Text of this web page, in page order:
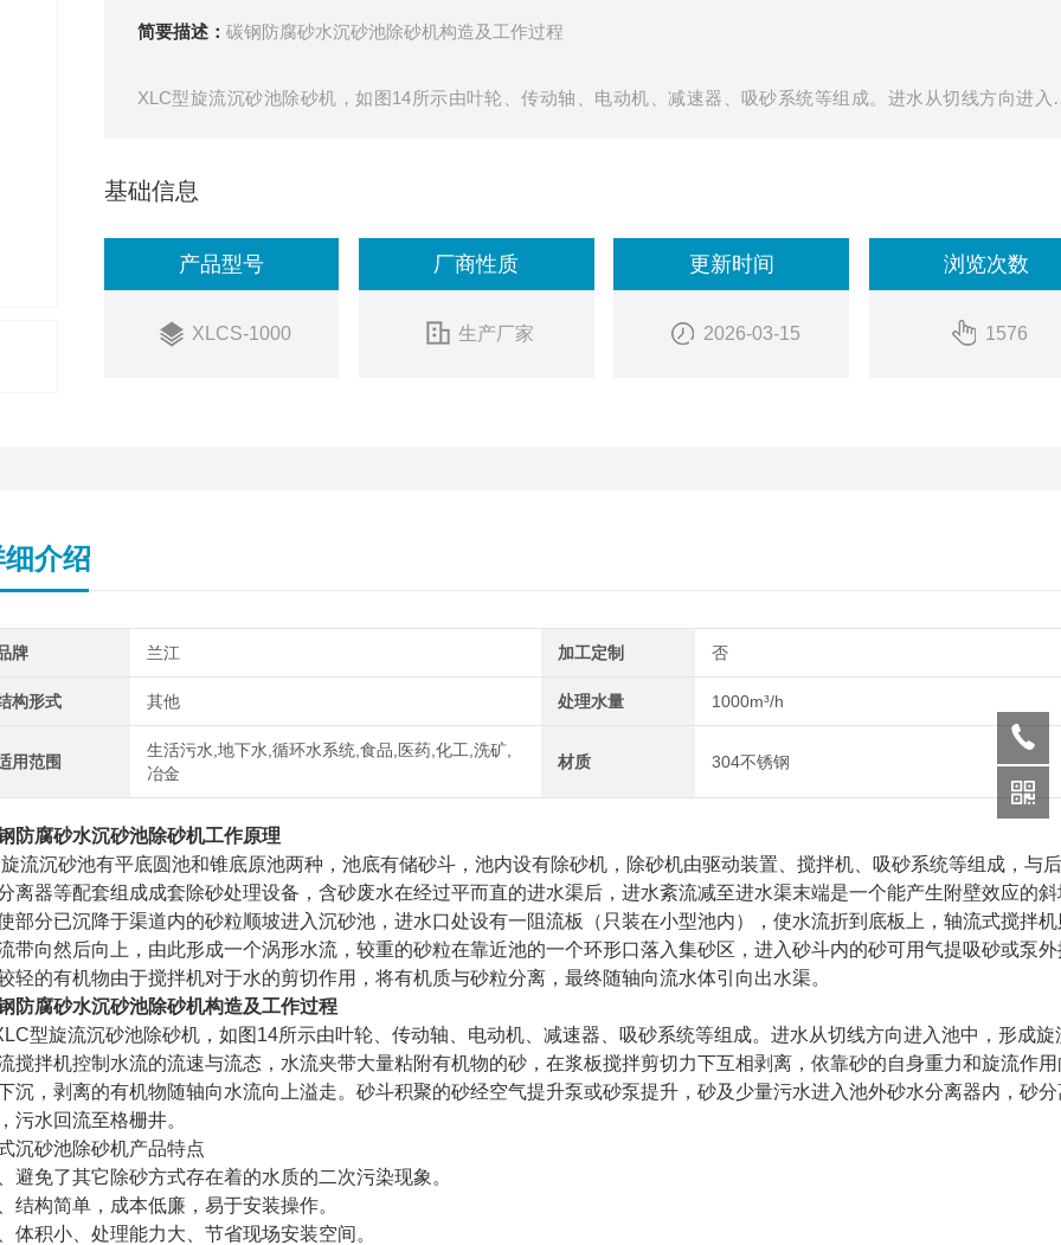
简要描述： 碳钢防腐砂水沉砂池除砂机构造及工作过程
XLC型旋流沉砂池除砂机，如图14所示由叶轮、传动轴、电动机、减速器、吸砂系统等组成。进水从切线方向进入
砂及少量污水进入池外砂水分离器内，砂分
基础信息
产品型号
XLCS-1000
厂商性质
生产厂家
更新时间
2026-03-15
浏览次数
1576
介绍
牌 兰江 加工定制 否
构形式 其他 处理水量 1000m³/h
用范围
生活污水,地下水,循环水系统,食品,医药,化工,洗矿,
冶金
材质 304不锈钢
防腐砂水沉砂池除砂机工作原理
沉砂池有平底圆池和锥底原池两种，池底有储砂斗，池内设有除砂机，除砂机由驱动装置、搅拌机、吸砂系统等组成，与
离器等配套组成成套除砂处理设备，含砂废水在经过平而直的进水渠后，进水紊流减至进水渠末端是一个能产生附壁效应的
部分已沉降于渠道内的砂粒顺坡进入沉砂池，进水口处设有一阻流板（只装在小型池内），使水流折到底板上，轴流式搅拌
带向然后向上，由此形成一个涡形水流，较重的砂粒在靠近池的一个环形口落入集砂区，进入砂斗内的砂可用气提吸砂或泵
轻的有机物由于搅拌机对于水的剪切作用，将有机质与砂粒分离，最终随轴向流水体引向出水渠。
防腐砂水沉砂池除砂机构造及工作过程
型旋流沉砂池除砂机，如图14所示由叶轮、传动轴、电动机、减速器、吸砂系统等组成。进水从切线方向进入池中，形成旋
搅拌机控制水流的流速与流态，水流夹带大量粘附有机物的砂，在浆板搅拌剪切力下互相剥离，依靠砂的自身重力和旋流作
沉，剥离的有机物随轴向水流向上溢走。砂斗积聚的砂经空气提升泵或砂泵提升，砂及少量污水进入池外砂水分离器内，砂
污水回流至格栅井。
沉砂池除砂机产品特点
避免了其它除砂方式存在着的水质的二次污染现象。
结构简单，成本低廉，易于安装操作。
体积小、处理能力大、节省现场安装空间。